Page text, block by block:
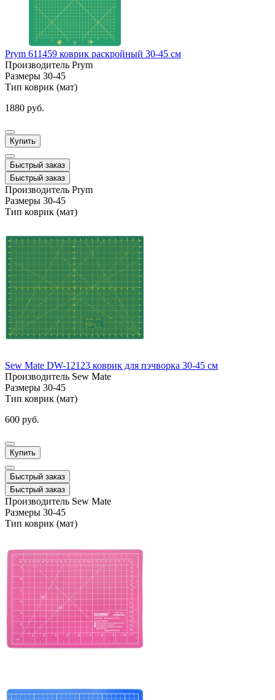
Prym 611459 коврик раскройный 30-45 см
Производитель Prym
Размеры 30-45
Тип коврик (мат)
1880 руб.
Купить
Быстрый заказ
Быстрый заказ
Производитель Prym
Размеры 30-45
Тип коврик (мат)
Sew Mate DW-12123 коврик для пэчворка 30-45 см
Производитель Sew Mate
Размеры 30-45
Тип коврик (мат)
600 руб.
Купить
Быстрый заказ
Быстрый заказ
Производитель Sew Mate
Размеры 30-45
Тип коврик (мат)